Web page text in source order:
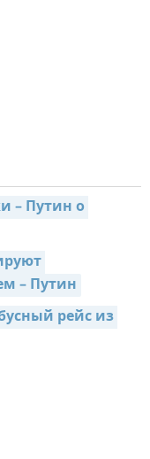
– Путин о
– Путин
рейс из